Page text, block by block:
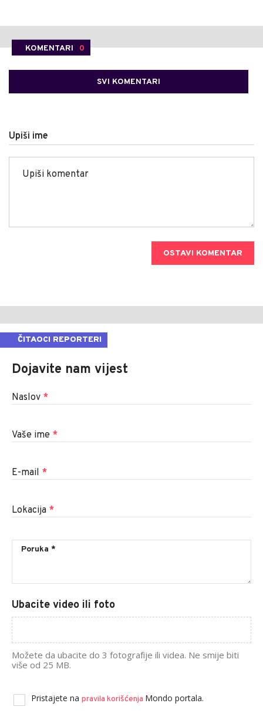
KOMENTARI 0
SVI KOMENTARI
Upiši ime
OSTAVI KOMENTAR
ČITAOCI REPORTERI
Dojavite nam vijest
Naslov *
Vaše ime *
E-mail *
Lokacija *
Ubacite video ili foto
Možete da ubacite do 3 fotografije ili videa. Ne smije biti
više od 25 MB.
Pristajete na pravila korišćenja Mondo portala.